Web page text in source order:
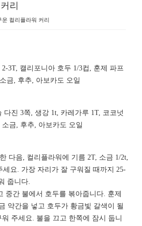
리
운 컬리플라워 커리
3T, 캘리포니아 호두 1/3컵, 훈제 파프
금, 후추, 아보카도 오일
다진 3쪽, 생강 1t, 카레가루 1T, 코코넛
금, 후추, 아보카도 오일
다음, 컬리플라워에 기름 2T, 소금 1/2t,
세요. 가장 자리가 잘 구워질 때까지 25-
줍니다.
중간 불에서 호두를 볶아줍니다. 훈제
약간을 넣고 호두가 황금빛 갈색이 될
주세요. 불을 끄고 한쪽에 잠시 둡니